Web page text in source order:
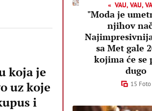
koja je
uz koje
i
VAU, VAU,
"Moda je
njihov
sa Met gale
kojima će se
dugo
15 Foto